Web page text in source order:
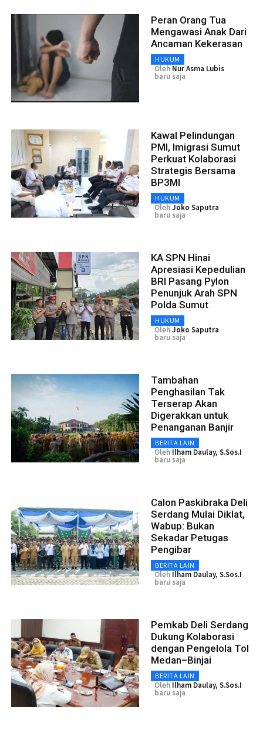
Peran Orang Tua
Mengawasi Anak Dari
Ancaman Kekerasan
HUKUM
Oleh Nur Asma Lubis
baru saja
Kawal Pelindungan
PMI, Imigrasi Sumut
Perkuat Kolaborasi
Strategis Bersama
BP3MI
HUKUM
OlehJoko Saputra
baru saja
KA SPN Hinai
Apresiasi Kepedulian
BRI Pasang Pylon
Penunjuk Arah SPN
Polda Sumut
HUKUM
OlehJoko Saputra
baru saja
Tambahan
Penghasilan Tak
Terserap Akan
Digerakkan untuk
Penanganan Banjir
BERITA LAIN
Oleh Ilham Daulay, S.Sos.I
baru saja
Calon Paskibraka Deli
Serdang Mulai Diklat,
Wabup: Bukan
Sekadar Petugas
Pengibar
BERITA LAIN
Oleh Ilham Daulay, S.Sos.I
baru saja
Pemkab Deli Serdang
Dukung Kolaborasi
dengan Pengelola Tol
Medan–Binjai
BERITA LAIN
Oleh Ilham Daulay, S.Sos.I
baru saja